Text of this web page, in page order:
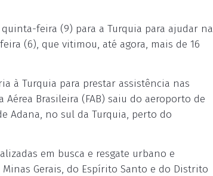
feira (9) para a Turquia para ajudar na
(6), que vitimou, até agora, mais de 16
à Turquia para prestar assistência nas
Brasileira (FAB) saiu do aeroporto de
Adana, no sul da Turquia, perto do
em busca e resgate urbano e
Gerais, do Espírito Santo e do Distrito